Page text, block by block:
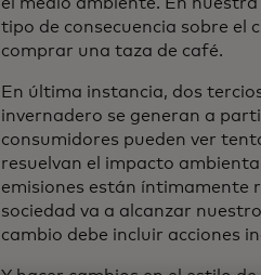
el medio ambiente. En
tipo de consecuencia sobre el
comprar una taza de café.
En última instancia, dos
invernadero se generan a
consumidores pueden ver
resuelvan el impacto
emisiones están íntimamente
sociedad va a alcanzar
cambio debe incluir acciones